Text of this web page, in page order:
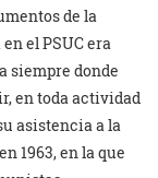
de la
el PSUC era
siempre donde
en toda actividad
asistencia a la
1963, en la que